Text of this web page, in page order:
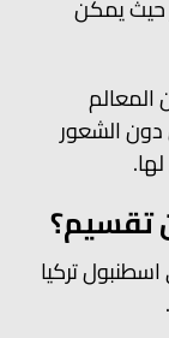
حيث يمكن
المعالم
دون الشعور
تقسيم؟
تركيا